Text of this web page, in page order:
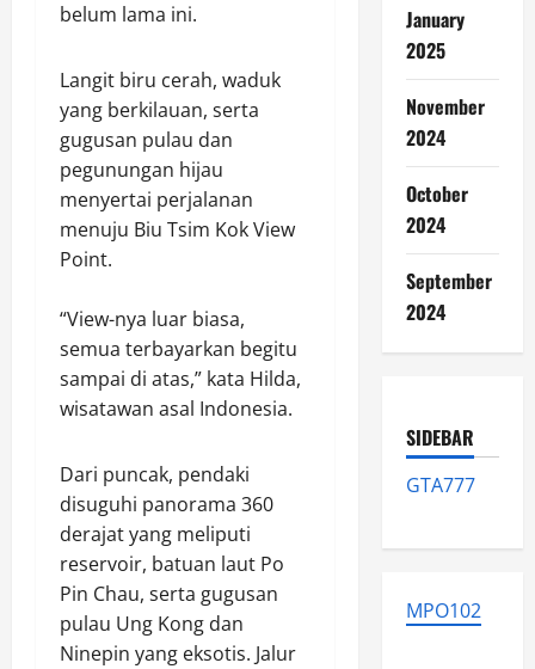
belum lama ini.
Langit biru cerah, waduk
yang berkilauan, serta
gugusan pulau dan
pegunungan hijau
menyertai perjalanan
menuju Biu Tsim Kok View
Point.
“View-nya luar biasa,
semua terbayarkan begitu
sampai di atas,” kata Hilda,
wisatawan asal Indonesia.
Dari puncak, pendaki
disuguhi panorama 360
derajat yang meliputi
reservoir, batuan laut Po
Pin Chau, serta gugusan
pulau Ung Kong dan
Ninepin yang eksotis. Jalur
January
2025
November
2024
October
2024
September
2024
SIDEBAR
GTA777
MPO102